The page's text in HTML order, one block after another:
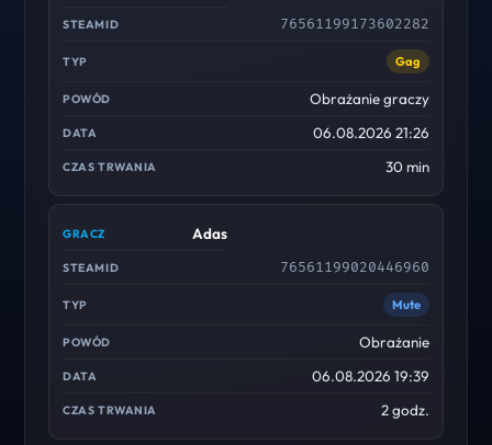
76561199173602282
Gag
Obrażanie graczy
06.08.2026 21:26
30 min
Adas
76561199020446960
Mute
Obrażanie
06.08.2026 19:39
2 godz.